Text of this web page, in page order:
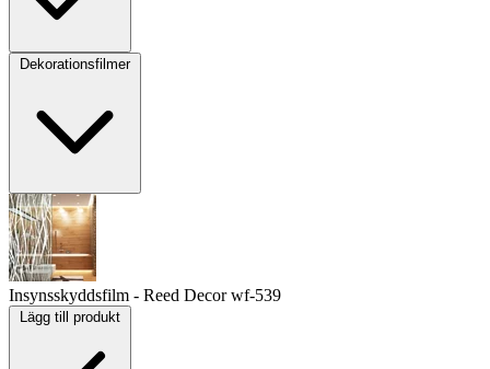
Dekorationsfilmer
Insynsskyddsfilm - Reed Decorwf-539
Lägg till produkt